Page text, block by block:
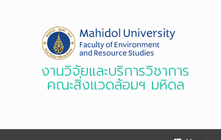
งานวิจัยและบริการวิชาการ
คณะสิ่งแวดล้อมฯ มหิดล